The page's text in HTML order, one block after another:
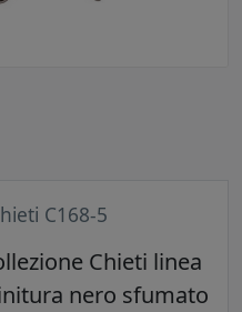
C168-5
Chieti linea
nero sfumato